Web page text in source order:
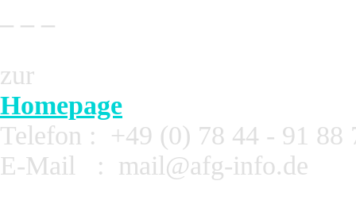
zur
Homepage
Telefon : +49 (0) 78 44 - 91 88
E-Mail
: mail@afg-info.de